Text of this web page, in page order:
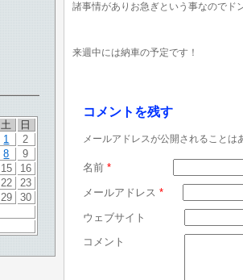
土 日
1
2
8
9
15
16
22
23
29
30
諸事情がありお急ぎという事なのでド
来週中には納車の予定です！
コメントを残す
メールアドレスが公開されることは
名前 *
メールアドレス *
ウェブサイト
コメント